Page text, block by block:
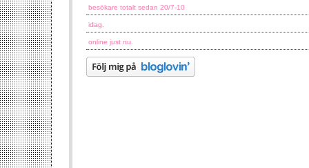
besökare totalt sedan 20/7-10
idag.
online just nu.